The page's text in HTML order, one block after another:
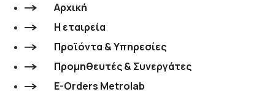
Αρχική
Η εταιρεία
Προϊόντα & Υπηρεσίες
Προμηθευτές & Συνεργάτες
E-Orders Metrolab